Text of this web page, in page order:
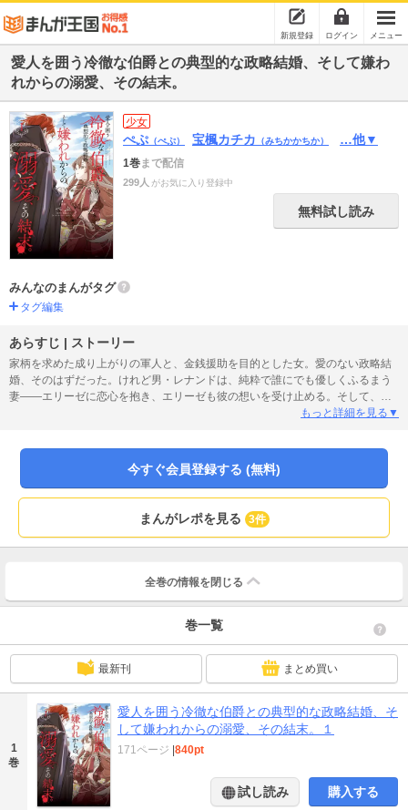
新規登録 ログイン メニュー
愛人を囲う冷徹な伯爵との典型的な政略結婚、そして嫌わ
れからの溺愛、その結末。
少女
ぺぷ （ぺぷ） 宝楓カチカ （みちかかちか） …他▼
1巻まで配信
299人 がお気に入り登録中
無料試し読み
みんなのまんがタグ
タグ編集
あらすじ | ストーリー
家柄を求めた成り上がりの軍人と、金銭援助を目的とした女。愛のない政略結
婚、そのはずだった。けれど男・レナンドは、純粋で誰にでも優しくふるまう
妻――エリーゼに恋心を抱き、エリーゼも彼の想いを受け止める。そして、ふ
たりの幸せな結婚生活、甘すぎる溺愛の日々がはじまった。けれど……物語は
もっと詳細を見る▼
今すぐ会員登録する (無料)
まんがレポを見る 3件
全巻の情報を 閉じる
巻一覧
最新刊 まとめ買い
1
巻
愛人を囲う冷徹な伯爵との典型的な政略結婚、そ
して嫌われからの溺愛、その結末。１
171ページ |840pt
試し読み 購入する